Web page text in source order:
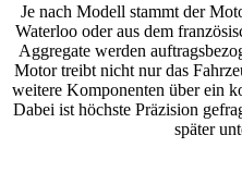
Je nach Modell stammt der
Waterloo oder aus dem
Aggre­gate werden
Motor treibt nicht nur das
weitere Kompo­nenten über ein
Dabei ist höchste Präzi­sion
später